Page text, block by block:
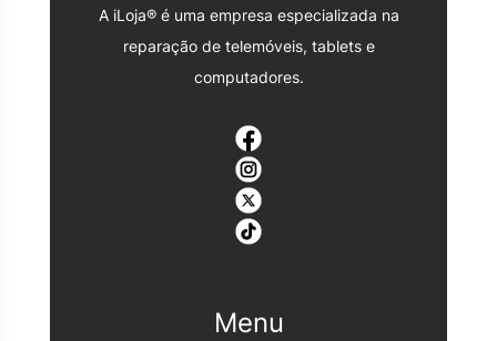
A iLoja® é uma empresa especializada na
reparação de telemóveis, tablets e
computadores.
Menu